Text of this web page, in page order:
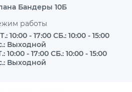
Бандеры 10Б
работы
10:00 - 17:00 СБ.: 10:00 - 15:00
Выходной
- 17:00 СБ.: 10:00 - 15:00
Выходной